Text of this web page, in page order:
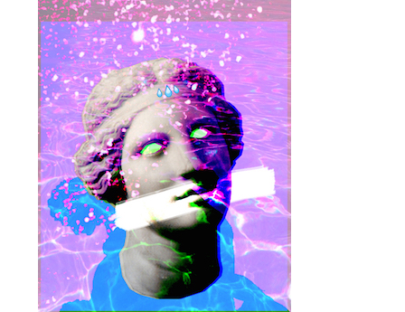
proulx_jessicamaccormack2015-
pub.jpg